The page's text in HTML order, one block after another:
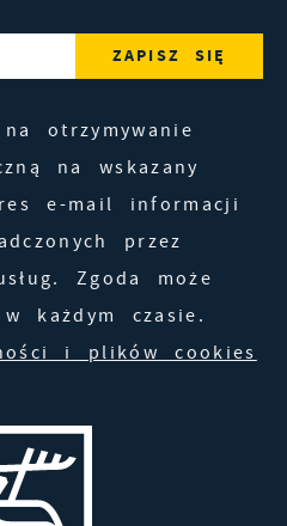
otrzymywanie
na wskazany
e-mail informacji
przez
Zgoda może
każdym czasie.
i plików cookies